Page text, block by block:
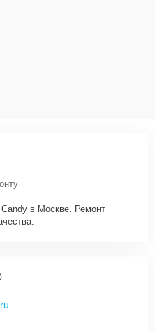
в Москве. Ремонт